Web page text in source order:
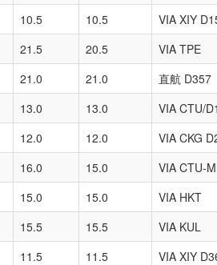
10.5 10.5
VIA XIY
21.5 20.5
VIA TPE
21.0 21.0
直航 D357
13.0 13.0
VIA CTU/
12.0 12.0
VIA CKG
16.0 15.0
VIA CTU-
15.0 15.0
VIA HKT
15.5 15.5
VIA KUL
11.5 11.5
VIA XIY